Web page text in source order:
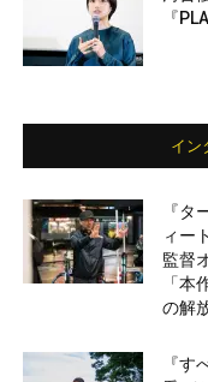
『
イン
『タ
ィー
監督
「本
の解
『す